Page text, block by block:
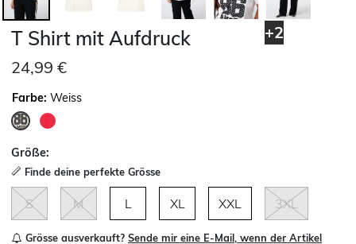
+2
T Shirt mit Aufdruck
24,99 €
Farbe: Weiss
Größe:
Finde deine perfekte Grösse
S M L XL XXL 3XL
Grösse ausverkauft? Sende mir eine E-Mail, wenn der Artikel